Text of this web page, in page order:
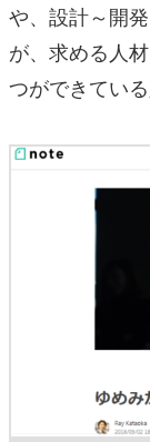
や、設計～開
が、求める人
つができてい